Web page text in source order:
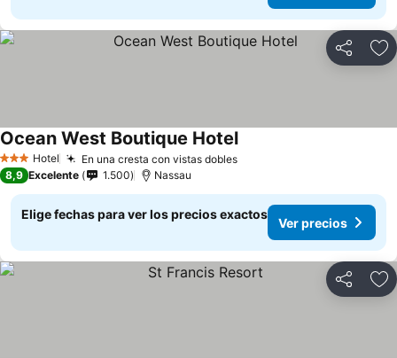
Compartir
3 Estrellas
Hotel En una cresta con vistas dobles
Ocean West Boutique Hotel
8,9 Excelente 1.500 Nassau
Elige fechas para ver los precios exactos
Ver precios
Compartir